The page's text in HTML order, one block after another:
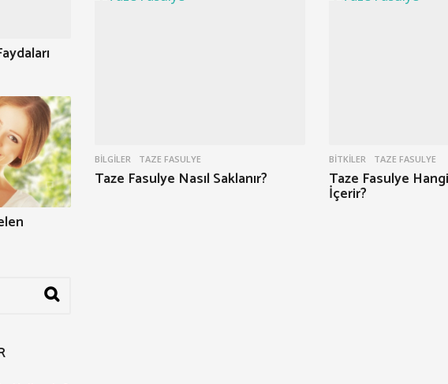
BILGILER TAZE FASULYE
Taze Fasulye Nasıl Saklanır?
BITKILER TAZE FASULYE
Taze Fasulye
İçerir?